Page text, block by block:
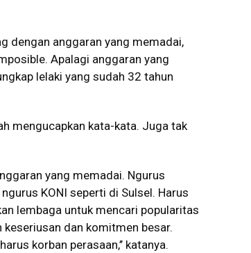
dengan anggaran yang memadai,
Apalagi anggaran yang
lelaki yang sudah 32 tahun
mengucapkan kata-kata. Juga tak
yang memadai. Ngurus
KONI seperti di Sulsel. Harus
lembaga untuk mencari popularitas
dan komitmen besar.
korban perasaan,’’ katanya.